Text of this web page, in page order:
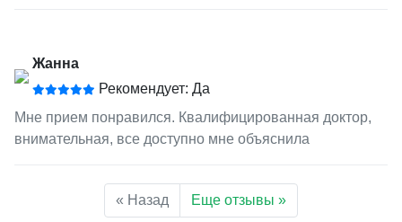
Жанна
Рекомендует: Да
Мне прием понравился. Квалифицированная доктор,
внимательная, все доступно мне объяснила
« Назад Еще отзывы »